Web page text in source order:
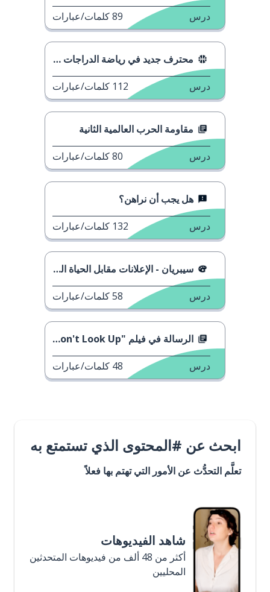
درس 89كلمات/عبارات
محترف جديد في رياضة الدراجات في فرنسا
درس 112 كلمات/عبارات
مقاومة الحرب العالمية الثانية
درس 80كلمات/عبارات
هل يجب أن نراهن؟
درس 132 كلمات/عبارات
سيبريان - الإعلانات مقابل الحياة الحقيقية
درس 58كلمات/عبارات
الرسالة في فيلم "Don't Look Up"
درس 48 كلمات/عبارات
ابحث عن #المحتوى الذي تستمتع به
تعلَّم التحدُّث عن الأمور التي تهتم بها فعلاً
شاهد الفيديوهات
أكثر من 48 ألف من فيديوهات المتحدثين
المحليين